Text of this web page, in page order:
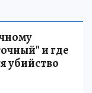
и где
убийство